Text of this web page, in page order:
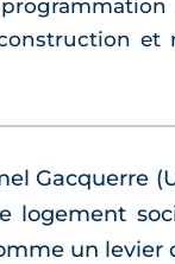
Gacquerre
logement
un levier